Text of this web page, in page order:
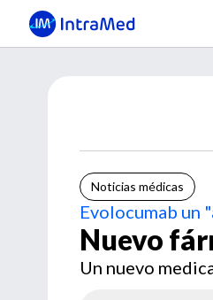
Noticias médicas
Evolocumab un
Nuevo
Un nuevo